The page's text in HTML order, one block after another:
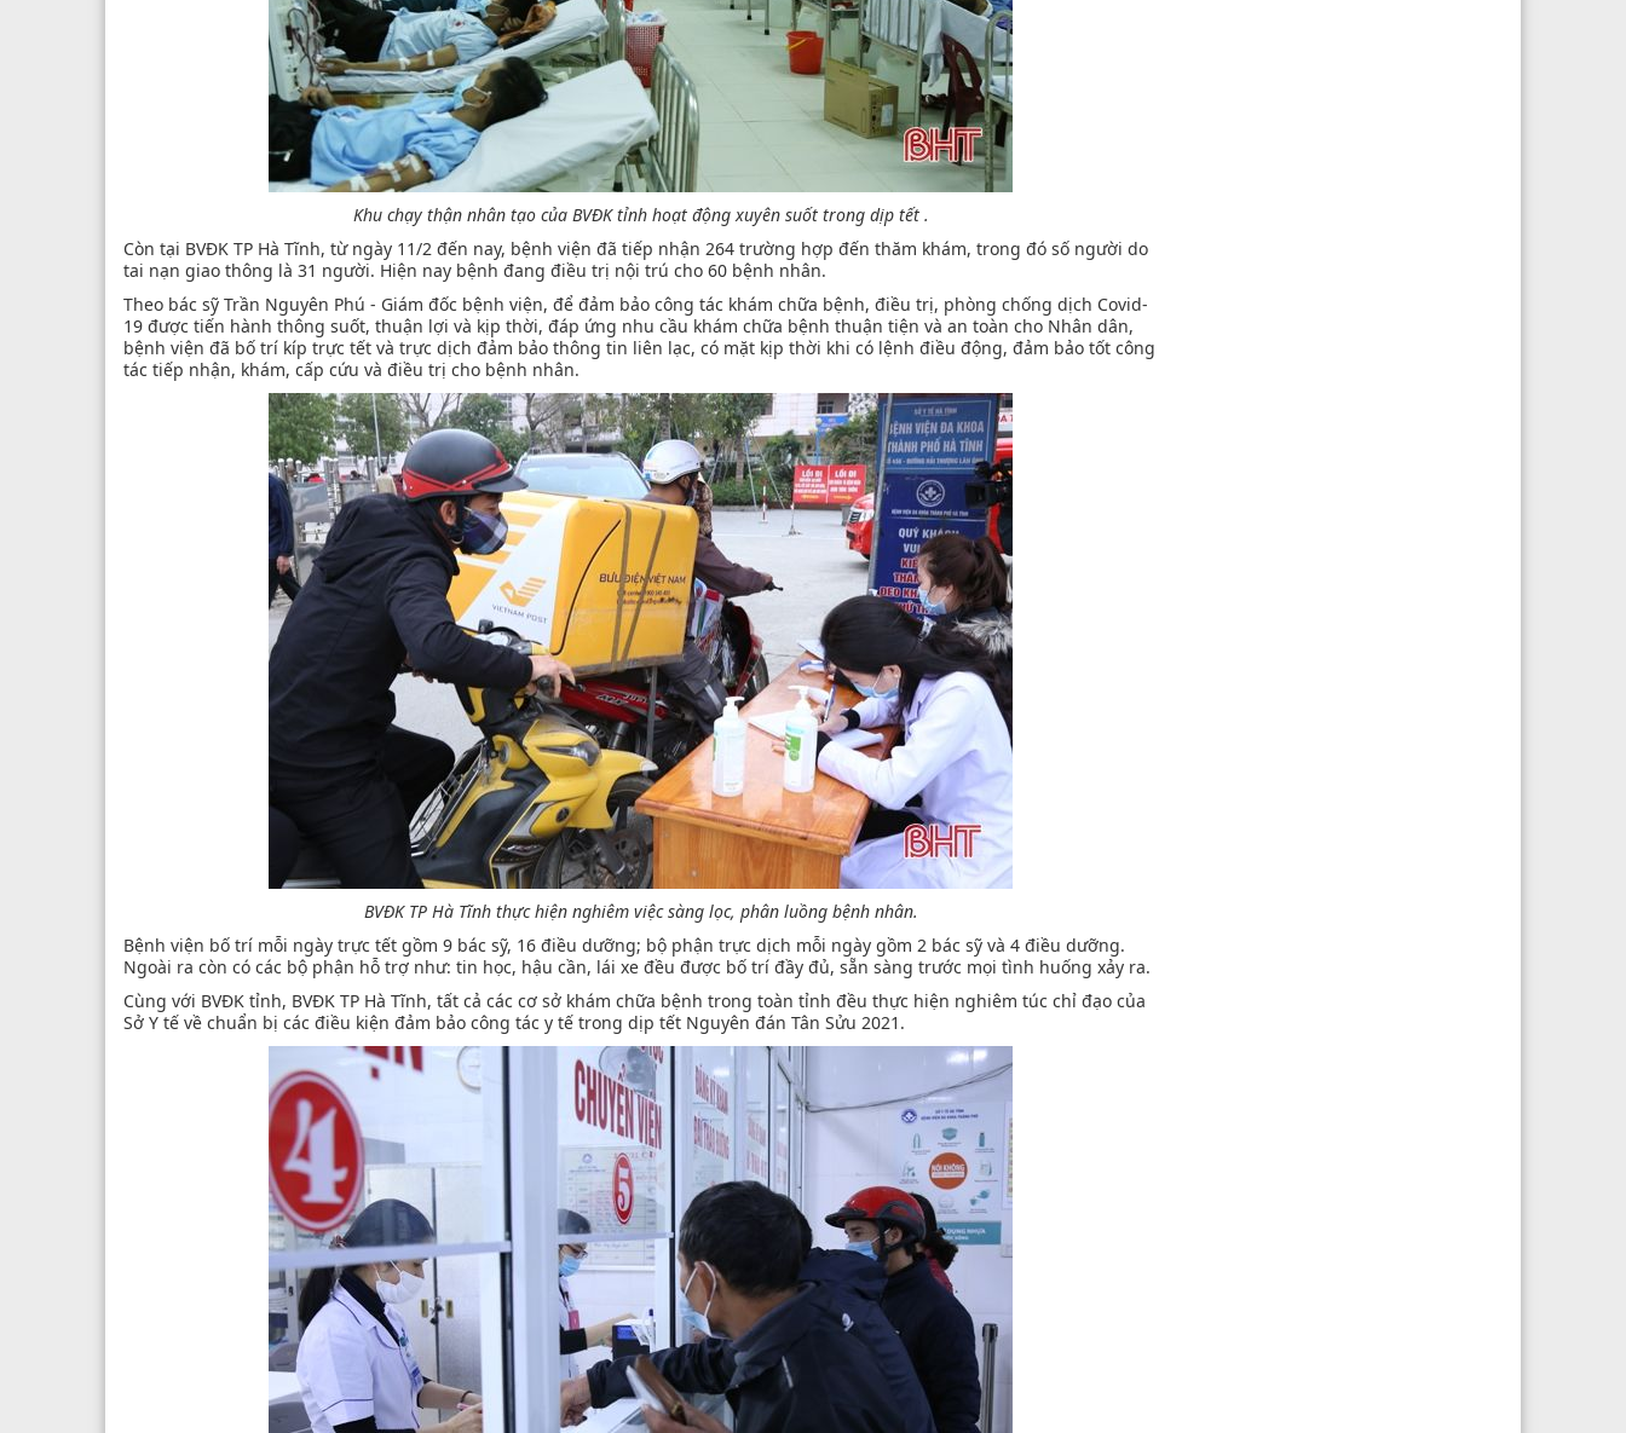
Khu chạy thận nhân tạo của BVĐK tỉnh hoạt động xuyên suốt trong dịp tết .
Còn tại BVĐK TP Hà Tĩnh, từ ngày 11/2 đến nay, bệnh viện đã tiếp nhận 264 trường hợp đến thăm khám, trong đó số người do
tai nạn giao thông là 31 người. Hiện nay bệnh đang điều trị nội trú cho 60 bệnh nhân.
Theo bác sỹ Trần Nguyên Phú - Giám đốc bệnh viện, để đảm bảo công tác khám chữa bệnh, điều trị, phòng chống dịch Covid-
19 được tiến hành thông suốt, thuận lợi và kịp thời, đáp ứng nhu cầu khám chữa bệnh thuận tiện và an toàn cho Nhân dân,
bệnh viện đã bố trí kíp trực tết và trực dịch đảm bảo thông tin liên lạc, có mặt kịp thời khi có lệnh điều động, đảm bảo tốt công
tác tiếp nhận, khám, cấp cứu và điều trị cho bệnh nhân.
BVĐK TP Hà Tĩnh thực hiện nghiêm việc sàng lọc, phân luồng bệnh nhân.
Bệnh viện bố trí mỗi ngày trực tết gồm 9 bác sỹ, 16 điều dưỡng; bộ phận trực dịch mỗi ngày gồm 2 bác sỹ và 4 điều dưỡng.
Ngoài ra còn có các bộ phận hỗ trợ như: tin học, hậu cần, lái xe đều được bố trí đầy đủ, sẵn sàng trước mọi tình huống xảy ra.
Cùng với BVĐK tỉnh, BVĐK TP Hà Tĩnh, tất cả các cơ sở khám chữa bệnh trong toàn tỉnh đều thực hiện nghiêm túc chỉ đạo của
Sở Y tế về chuẩn bị các điều kiện đảm bảo công tác y tế trong dịp tết Nguyên đán Tân Sửu 2021.